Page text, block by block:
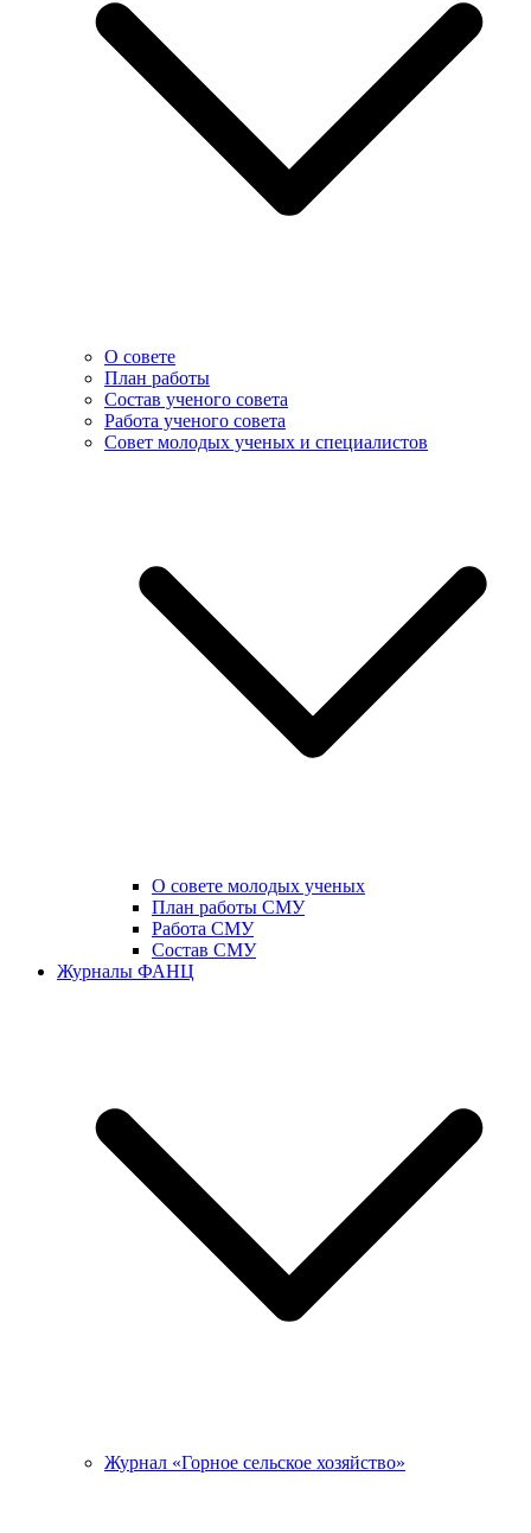
О совете
План работы
Состав ученого совета
Работа ученого совета
Совет молодых ученых и специалистов
О совете молодых ученых
План работы СМУ
Работа СМУ
Состав СМУ
Журналы ФАНЦ
Журнал «Горное сельское хозяйство»